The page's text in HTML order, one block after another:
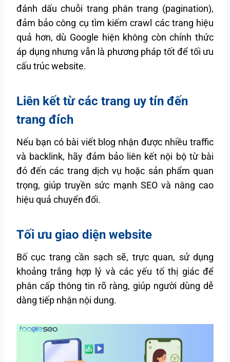
đánh dấu chuỗi trang phân trang (pagination),
đảm bảo công cụ tìm kiếm crawl các trang hiệu
quả hơn, dù Google hiện không còn chính thức
áp dụng nhưng vẫn là phương pháp tốt để tối ưu
cấu trúc website.
Liên kết từ các trang uy tín đến
trang đích
Nếu bạn có bài viết blog nhận được nhiều traffic
và backlink, hãy đảm bảo liên kết nội bộ từ bài
đó đến các trang dịch vụ hoặc sản phẩm quan
trọng, giúp truyền sức mạnh SEO và nâng cao
hiệu quả chuyển đổi.
Tối ưu giao diện website
Bố cục trang cần sạch sẽ, trực quan, sử dụng
khoảng trắng hợp lý và các yếu tố thị giác để
phân cấp thông tin rõ ràng, giúp người dùng dễ
dàng tiếp nhận nội dung.